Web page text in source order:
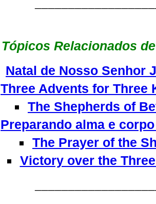
Tópicos Relacionados
Natal de Nosso Senhor
Three Advents for Three
The Shepherds of
Preparando alma e
The Prayer of the
Victory over the